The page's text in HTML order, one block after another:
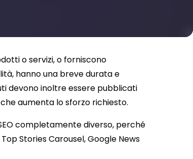
o servizi, o forniscono
hanno una breve durata e
devono inoltre essere pubblicati
aumenta lo sforzo richiesto.
completamente diverso, perché
Stories Carousel, Google News